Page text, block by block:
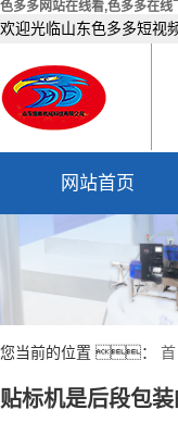
色多多网站在线看,色多多在
欢迎光临山东色多多短
网站首页
您当前的位置 ：
贴标机是后段包